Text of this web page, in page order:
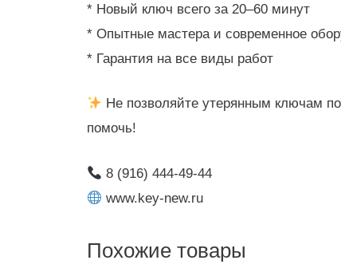
* Новый ключ всего за 20–60 минут
* Опытные мастера и современное
* Гарантия на все виды работ
Не позволяйте утерянным ключам
помочь!
8 (916) 444-49-44
www.key-new.ru
Похожие товары